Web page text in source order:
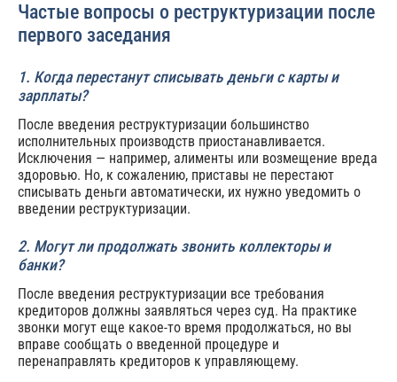
Частые вопросы о реструктуризации после
первого заседания
1. Когда перестанут списывать деньги с карты и
зарплаты?
После введения реструктуризации большинство
исполнительных производств приостанавливается.
Исключения — например, алименты или возмещение вреда
здоровью. Но, к сожалению, приставы не перестают
списывать деньги автоматически, их нужно уведомить о
введении реструктуризации.
2. Могут ли продолжать звонить коллекторы и
банки?
После введения реструктуризации все требования
кредиторов должны заявляться через суд. На практике
звонки могут еще какое-то время продолжаться, но вы
вправе сообщать о введенной процедуре и
перенаправлять кредиторов к управляющему.